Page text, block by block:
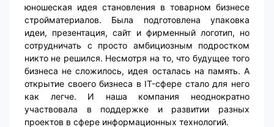
юношеская идея становления в товарном бизнесе
стройматериалов. Была подготовлена упаковка
идеи, презентация, сайт и фирменный логотип, но
сотрудничать с просто амбициозным подростком
никто не решился. Несмотря на то, что будущее того
бизнеса не сложилось, идея осталась на память. А
открытие своего бизнеса в IT-сфере стало для него
как легче. И наша компания неоднократно
участвовала в поддержке и развитии разных
проектов в сфере информационных технологий.